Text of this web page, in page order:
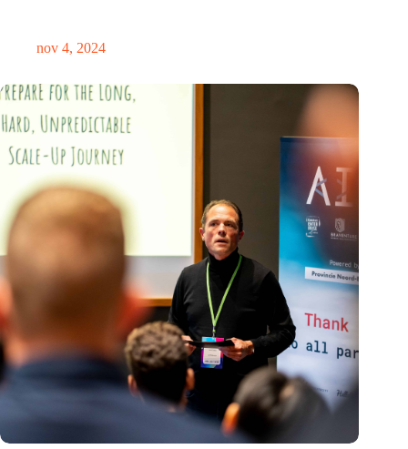
nov 4, 2024